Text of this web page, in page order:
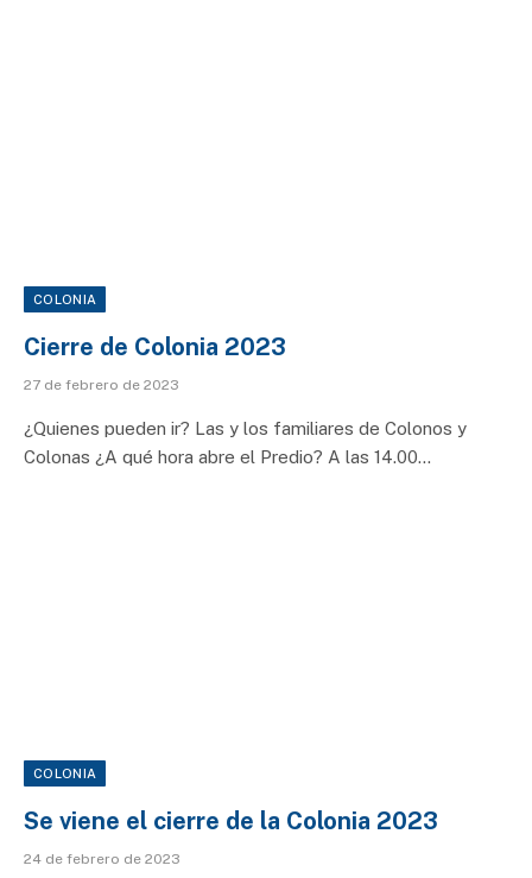
COLONIA
Cierre de Colonia 2023
27 de febrero de 2023
¿Quienes pueden ir? Las y los familiares de Colonos y
Colonas ¿A qué hora abre el Predio? A las 14.00…
COLONIA
Se viene el cierre de la Colonia 2023
24 de febrero de 2023